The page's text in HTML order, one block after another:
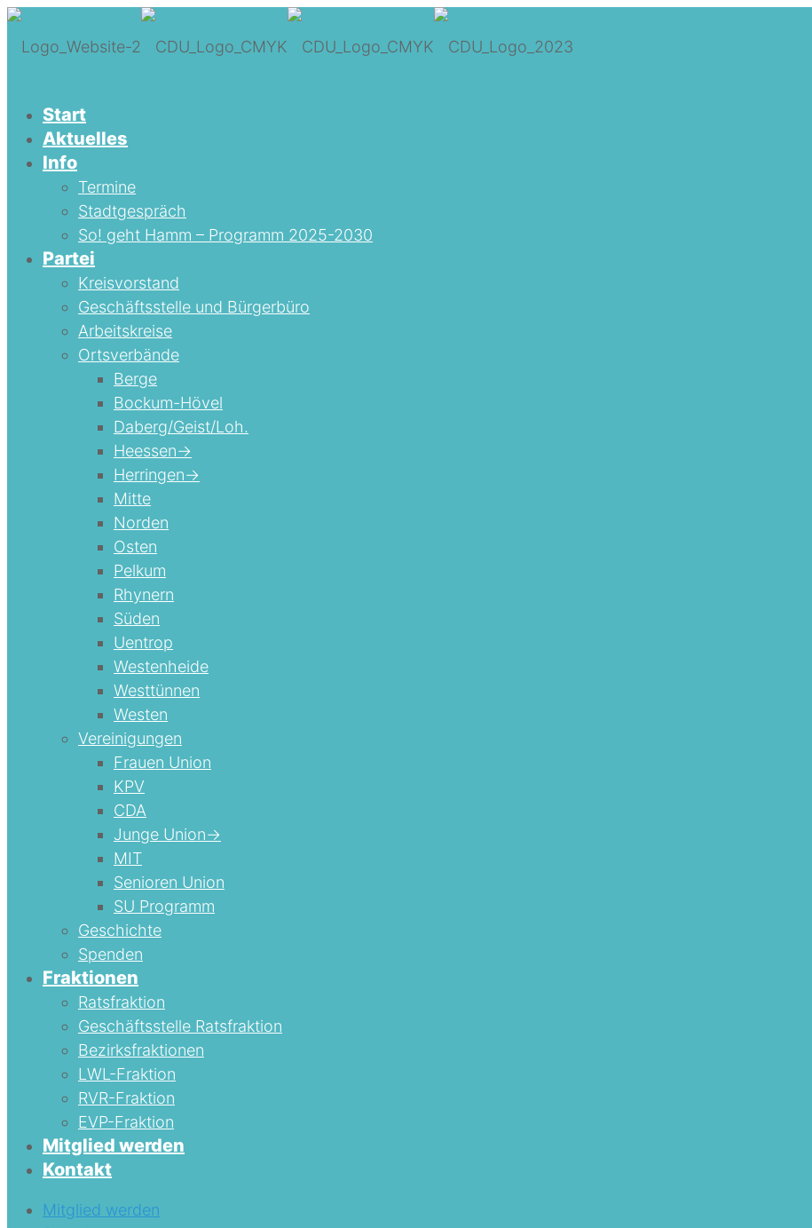
Start
Aktuelles
Info
Termine
Stadtgespräch
So! geht Hamm – Programm 2025-2030
Partei
Kreisvorstand
Geschäftsstelle und Bürgerbüro
Arbeitskreise
Ortsverbände
Berge
Bockum-Hövel
Daberg/Geist/Loh.
Heessen->
Herringen->
Mitte
Norden
Osten
Pelkum
Rhynern
Süden
Uentrop
Westenheide
Westtünnen
Westen
Vereinigungen
Frauen Union
KPV
CDA
Junge Union->
MIT
Senioren Union
SU Programm
Geschichte
Spenden
Fraktionen
Ratsfraktion
Geschäftsstelle Ratsfraktion
Bezirksfraktionen
LWL-Fraktion
RVR-Fraktion
EVP-Fraktion
Mitglied werden
Kontakt
Mitglied werden